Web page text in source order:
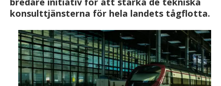
konsulttjänsterna för hela landets tågflotta.